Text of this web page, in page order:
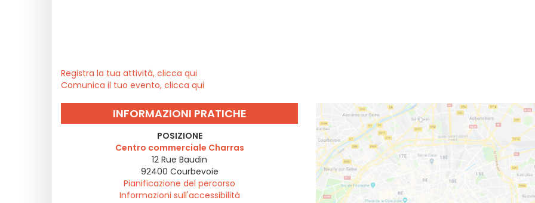
Registra la tua attività, clicca qui
Comunica il tuo evento, clicca qui
INFORMAZIONI PRATICHE
POSIZIONE
Centro commerciale Charras
12 Rue Baudin
92400 Courbevoie
Pianificazione del percorso
Informazioni sull'accessibilità